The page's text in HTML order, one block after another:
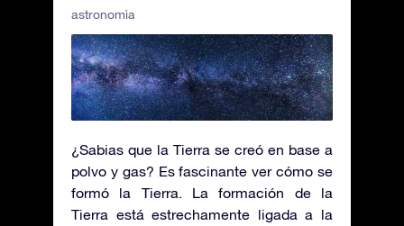
astronomìa
¿Sabias que la Tierra se creó en base a
polvo y gas? Es fascinante ver cómo se
formó la Tierra. La formación de la
Tierra está estrechamente ligada a la